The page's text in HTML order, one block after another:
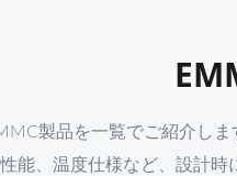
製品を一覧でご紹介し
能、温度仕様など、設計